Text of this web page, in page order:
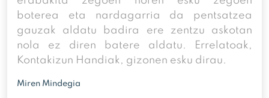
boterea eta nardagarria da pentsatzea
gauzak aldatu badira ere zentzu askotan
nola ez diren batere aldatu. Errelatoak,
Kontakizun Handiak, gizonen esku dirau.
Miren Mindegia